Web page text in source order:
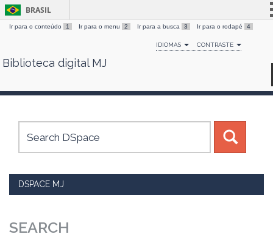
Skip
BRASIL
Simplifique!
Comunica BR
Canais
Ir para o conteúdo 1 Ir para o menu 2 Ir para a busca 3 Ir para o rodapé 4
IDIOMAS CONTRASTE
Biblioteca digital MJ
DSPACE MJ
SEARCH